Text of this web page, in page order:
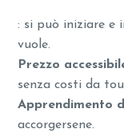
: si può iniziare e
vuole.
Prezzo
senza costi da
Apprendimento
accorgersene.